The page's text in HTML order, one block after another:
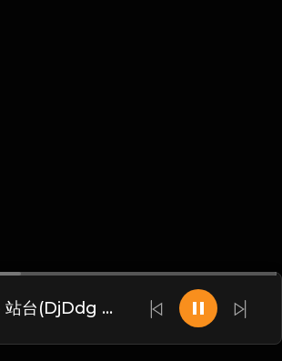
刘鸿 - 站台(DjDdg ProgHouse Mix 国语男)